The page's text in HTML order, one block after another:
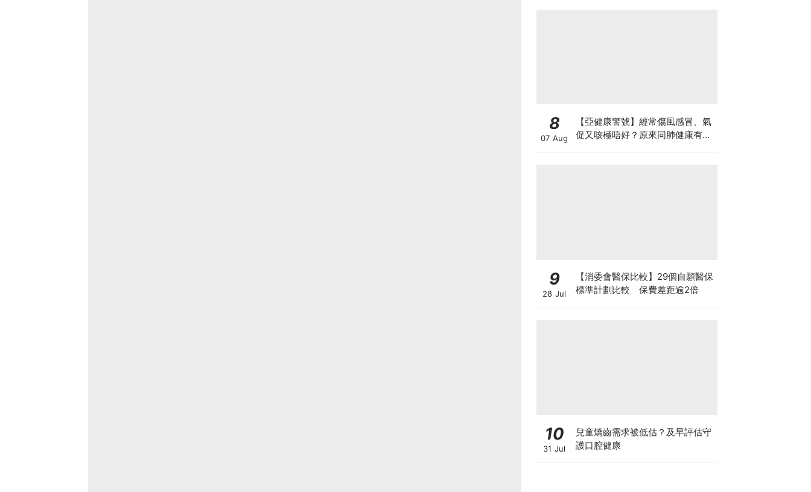
8
07 Aug
【亞健康警號】經常傷風感冒、氣
促又咳極唔好？原來同肺健康有
9
28 Jul
【消委會醫保比較】29個自願醫保
標準計劃比較 保費差距逾2倍
10
31 Jul
兒童矯齒需求被低估？及早評估守
護口腔健康